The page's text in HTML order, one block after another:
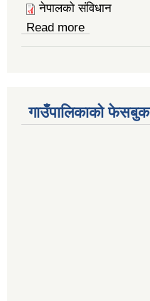
नेपालको स‍ंविधान
Read more
गाउँपालिकाको फेसबुक